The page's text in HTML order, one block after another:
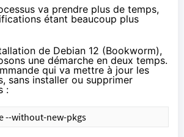
va prendre plus de temps,
étant beaucoup plus
de Debian 12 (Bookworm),
une démarche en deux temps.
qui va mettre à jour les
sans installer ou supprimer
:
--without-new-pkgs